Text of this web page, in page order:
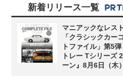
新着リリース一覧
マニアックなレス
「クラシックカー
トファイル」第5
トレー Tシリーズ
ーン』8月6日（木